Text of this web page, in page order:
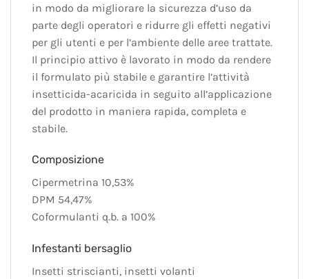
in modo da migliorare la sicurezza d’uso da
parte degli operatori e ridurre gli effetti negativi
per gli utenti e per l’ambiente delle aree trattate.
Il principio attivo è lavorato in modo da rendere
il formulato più stabile e garantire l’attività
insetticida-acaricida in seguito all’applicazione
del prodotto in maniera rapida, completa e
stabile.
Composizione
Cipermetrina 10,53%
DPM 54,47%
Coformulanti q.b. a 100%
Infestanti bersaglio
Insetti striscianti, insetti volanti